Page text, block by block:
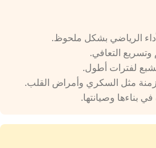
الرياضي بشكل ملحوظ.
وتسريع التعافي.
لفترات أطول.
مثل السكري وأمراض القلب.
بناءها وصيانتها.